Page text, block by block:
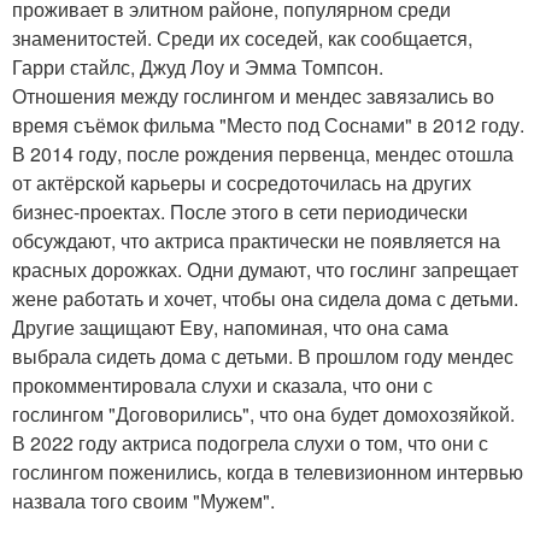
проживает в элитном районе, популярном среди
знаменитостей. Среди их соседей, как сообщается,
Гарри стайлс, Джуд Лоу и Эмма Томпсон.
Отношения между гослингом и мендес завязались во
время съёмок фильма "Место под Соснами" в 2012 году.
В 2014 году, после рождения первенца, мендес отошла
от актёрской карьеры и сосредоточилась на других
бизнес-проектах. После этого в сети периодически
обсуждают, что актриса практически не появляется на
красных дорожках. Одни думают, что гослинг запрещает
жене работать и хочет, чтобы она сидела дома с детьми.
Другие защищают Еву, напоминая, что она сама
выбрала сидеть дома с детьми. В прошлом году мендес
прокомментировала слухи и сказала, что они с
гослингом "Договорились", что она будет домохозяйкой.
В 2022 году актриса подогрела слухи о том, что они с
гослингом поженились, когда в телевизионном интервью
назвала того своим "Мужем".